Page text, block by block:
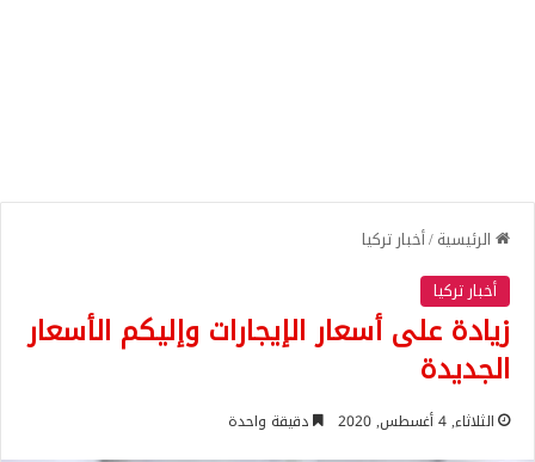
الرئيسية/أخبار تركيا
أخبار تركيا
زيادة على أسعار الإيجارات وإليكم الأسعار
الجديدة
الثلاثاء, 4 أغسطس, 2020 دقيقة واحدة